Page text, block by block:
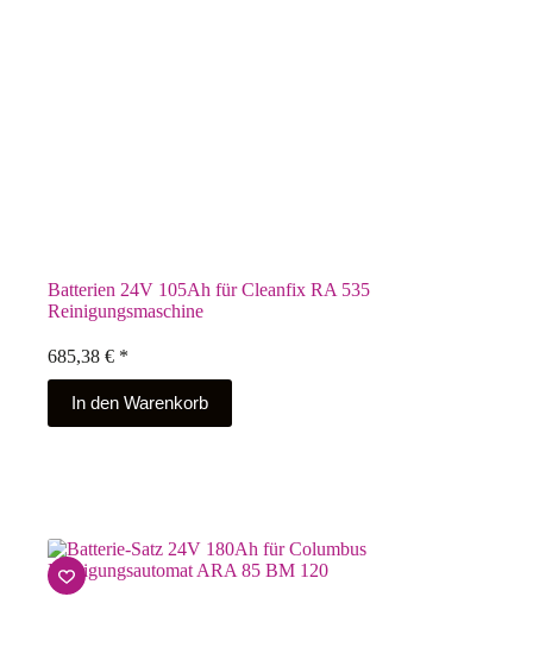
Batterien 24V 105Ah für Cleanfix RA 535
Reinigungsmaschine
685,38 € *
In den Warenkorb